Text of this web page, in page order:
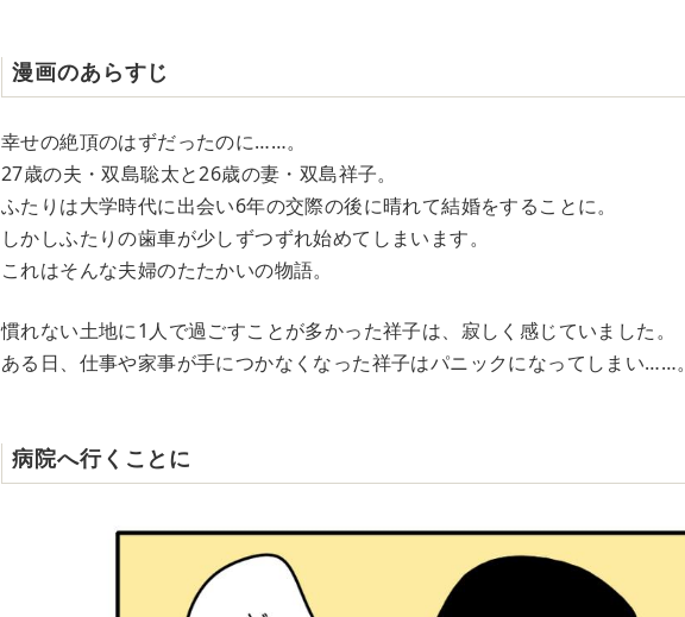
漫画のあらすじ
幸せの絶頂のはずだったのに……。
27歳の夫・双島聡太と26歳の妻・双島祥子。
ふたりは大学時代に出会い6年の交際の後に晴れて結婚をすることに。
しかしふたりの歯車が少しずつずれ始めてしまいます。
これはそんな夫婦のたたかいの物語。
慣れない土地に1人で過ごすことが多かった祥子は、寂しく感じていました。
ある日、仕事や家事が手につかなくなった祥子はパニックになってしまい……。
病院へ行くことに